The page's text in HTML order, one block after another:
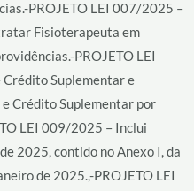
PROJETO LEI 007/2025 –
Fisioterapeuta em
PROJETO LEI
Suplementar e
Crédito Suplementar por
LEI 009/2025 – Inclui
2025, contido no Anexo I, da
de 2025.,-PROJETO LEI